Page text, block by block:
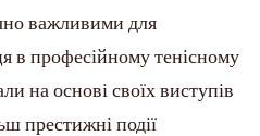
важливими для
в професійному тенісному
на основі своїх виступів
престижні події